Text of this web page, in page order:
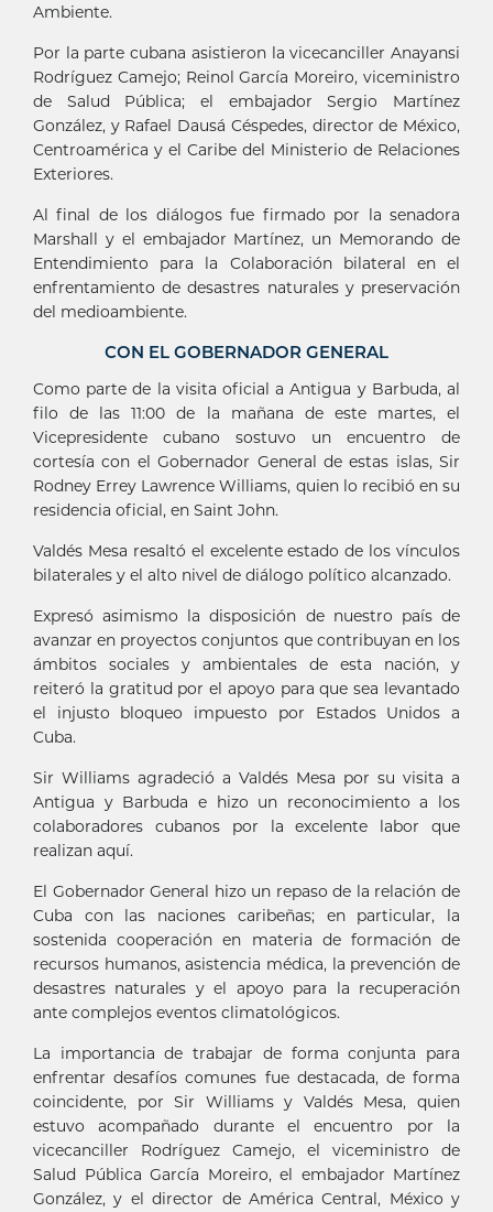
Ambiente.
Por la parte cubana asistieron la vicecanciller Anayansi
Rodríguez Camejo; Reinol García Moreiro, viceministro
de Salud Pública; el embajador Sergio Martínez
González, y Rafael Dausá Céspedes, director de México,
Centroamérica y el Caribe del Ministerio de Relaciones
Exteriores.
Al final de los diálogos fue firmado por la senadora
Marshall y el embajador Martínez, un Memorando de
Entendimiento para la Colaboración bilateral en el
enfrentamiento de desastres naturales y preservación
del medioambiente.
CON EL GOBERNADOR GENERAL
Como parte de la visita oficial a Antigua y Barbuda, al
filo de las 11:00 de la mañana de este martes, el
Vicepresidente cubano sostuvo un encuentro de
cortesía con el Gobernador General de estas islas, Sir
Rodney Errey Lawrence Williams, quien lo recibió en su
residencia oficial, en Saint John.
Valdés Mesa resaltó el excelente estado de los vínculos
bilaterales y el alto nivel de diálogo político alcanzado.
Expresó asimismo la disposición de nuestro país de
avanzar en proyectos conjuntos que contribuyan en los
ámbitos sociales y ambientales de esta nación, y
reiteró la gratitud por el apoyo para que sea levantado
el injusto bloqueo impuesto por Estados Unidos a
Cuba.
Sir Williams agradeció a Valdés Mesa por su visita a
Antigua y Barbuda e hizo un reconocimiento a los
colaboradores cubanos por la excelente labor que
realizan aquí.
El Gobernador General hizo un repaso de la relación de
Cuba con las naciones caribeñas; en particular, la
sostenida cooperación en materia de formación de
recursos humanos, asistencia médica, la prevención de
desastres naturales y el apoyo para la recuperación
ante complejos eventos climatológicos.
La importancia de trabajar de forma conjunta para
enfrentar desafíos comunes fue destacada, de forma
coincidente, por Sir Williams y Valdés Mesa, quien
estuvo acompañado durante el encuentro por la
vicecanciller Rodríguez Camejo, el viceministro de
Salud Pública García Moreiro, el embajador Martínez
González, y el director de América Central, México y